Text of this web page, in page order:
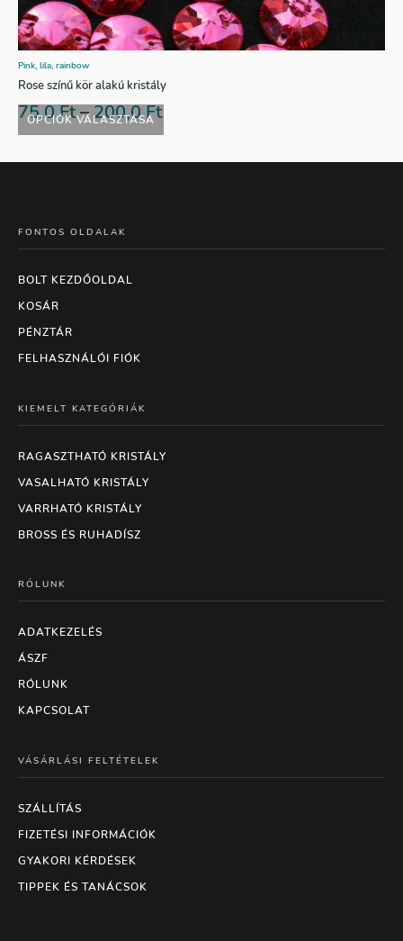
OPCIÓK VÁLASZTÁSA
Pink, lila, rainbow
Rose színű kör alakú kristály
75,0Ft–200,0Ft
FONTOS OLDALAK
BOLT KEZDŐOLDAL
KOSÁR
PÉNZTÁR
FELHASZNÁLÓI FIÓK
KIEMELT KATEGÓRIÁK
RAGASZTHATÓ KRISTÁLY
VASALHATÓ KRISTÁLY
VARRHATÓ KRISTÁLY
BROSS ÉS RUHADÍSZ
RÓLUNK
ADATKEZELÉS
ÁSZF
RÓLUNK
KAPCSOLAT
VÁSÁRLÁSI FELTÉTELEK
SZÁLLÍTÁS
FIZETÉSI INFORMÁCIÓK
GYAKORI KÉRDÉSEK
TIPPEK ÉS TANÁCSOK